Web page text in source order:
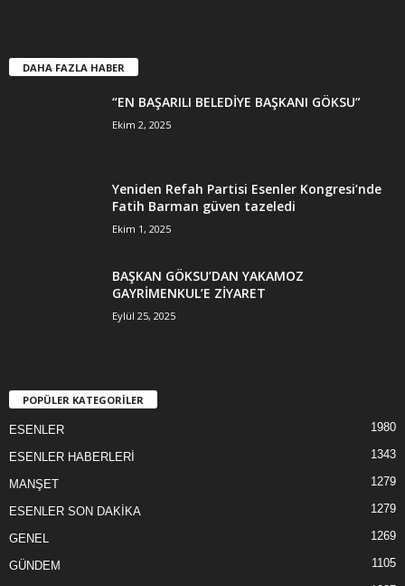
DAHA FAZLA HABER
“EN BAŞARILI BELEDİYE BAŞKANI GÖKSU”
Ekim 2, 2025
Yeniden Refah Partisi Esenler Kongresi’nde
Fatih Barman güven tazeledi
Ekim 1, 2025
BAŞKAN GÖKSU’DAN YAKAMOZ
GAYRİMENKUL’E ZİYARET
Eylül 25, 2025
POPÜLER KATEGORİLER
ESENLER 1980
ESENLER HABERLERİ 1343
MANŞET 1279
ESENLER SON DAKİKA 1279
GENEL 1269
GÜNDEM 1105